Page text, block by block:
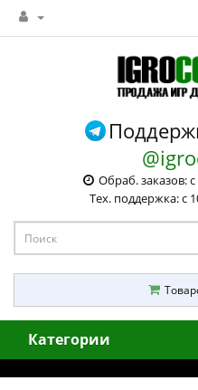
Обраб. заказов: с
Тех. поддержка: с
Категории